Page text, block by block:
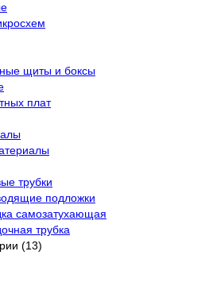
щиты и боксы
плат
трубки
подложки
самозатухающая
трубка
(13)